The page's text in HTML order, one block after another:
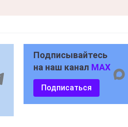
Подписывайтесь
на наш канал MAX
Подписаться